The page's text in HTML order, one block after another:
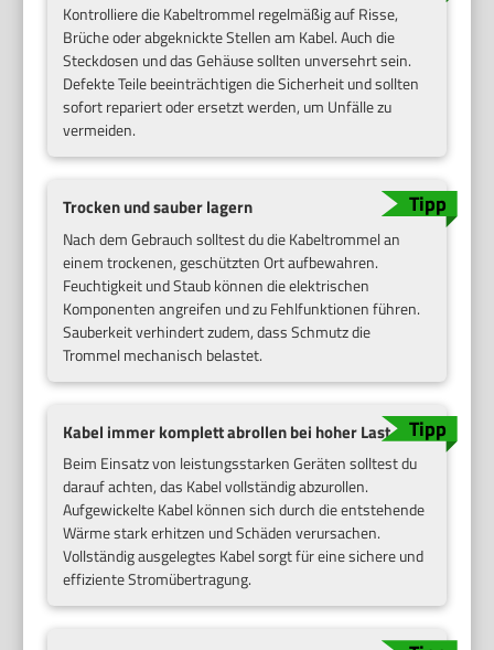
Kontrolliere die Kabeltrommel regelmäßig auf Risse,
Brüche oder abgeknickte Stellen am Kabel. Auch die
Steckdosen und das Gehäuse sollten unversehrt sein.
Defekte Teile beeinträchtigen die Sicherheit und sollten
sofort repariert oder ersetzt werden, um Unfälle zu
vermeiden.
Trocken und sauber lagern
Nach dem Gebrauch solltest du die Kabeltrommel an
einem trockenen, geschützten Ort aufbewahren.
Feuchtigkeit und Staub können die elektrischen
Komponenten angreifen und zu Fehlfunktionen führen.
Sauberkeit verhindert zudem, dass Schmutz die
Trommel mechanisch belastet.
Kabel immer komplett abrollen bei hoher Last
Beim Einsatz von leistungsstarken Geräten solltest du
darauf achten, das Kabel vollständig abzurollen.
Aufgewickelte Kabel können sich durch die entstehende
Wärme stark erhitzen und Schäden verursachen.
Vollständig ausgelegtes Kabel sorgt für eine sichere und
effiziente Stromübertragung.